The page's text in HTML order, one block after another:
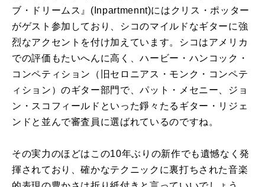
ブ・ドリームス』 (Inpartmennt)にはクリス・ポッター
がゲスト参加しており、シコのマイルドなギターに強
烈なアクセントを付け加えています。シコはアメリカ
での評価もたいへんに高く、ハービー・ハンコック・
コンペティション（旧セロニアス・モンク・コンペテ
ィション）のギター部門で、パット・メセニー、ジョ
ン・スコフィールドといった錚々たるギター・リジェ
ンドと並んで審査員に選ばれているのですね。
その実力のほどはこの10年ぶりの新作でも遺憾なく発
揮されており、確かなテクニックに裏打ちされた音楽